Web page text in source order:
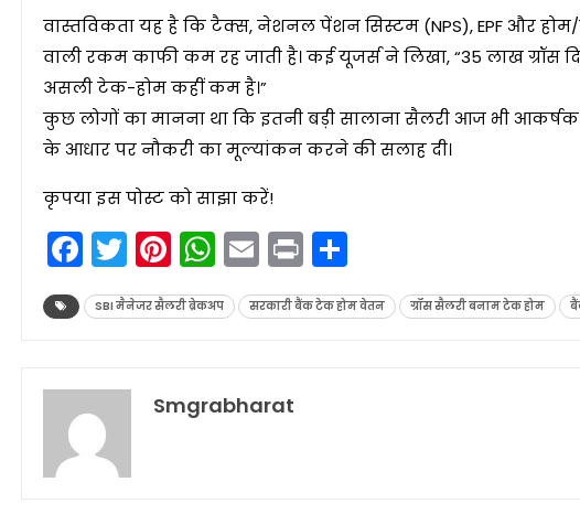
वास्तविकता यह है कि टैक्स, नेशनल पेंशन सिस्टम (NPS), EPF और
वाली रकम काफी कम रह जाती है। कई यूजर्स ने लिखा, “35 लाख
असली टेक-होम कहीं कम है।”
कुछ लोगों का मानना था कि इतनी बड़ी सालाना सैलरी आज भी
के आधार पर नौकरी का मूल्यांकन करने की सलाह दी।
कृपया इस पोस्ट को साझा करें!
Facebook
Twitter
Pinterest
WhatsApp
Email
Print
SBI मैनेजर सैलरी ब्रेकअप सरकारी बैंक टेक होम वेतन ग्रॉस सैलरी बनाम टेक होम
Smgrabharat